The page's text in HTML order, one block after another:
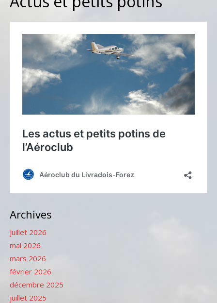
Archives
juillet 2026
mai 2026
mars 2026
février 2026
décembre 2025
juillet 2025